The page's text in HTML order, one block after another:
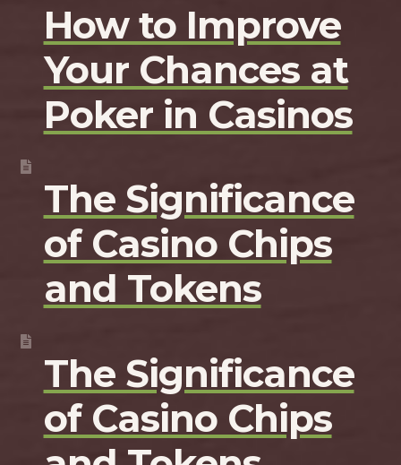
How to Improve
Your Chances at
Poker in Casinos
The Significance
of Casino Chips
and Tokens
The Significance
of Casino Chips